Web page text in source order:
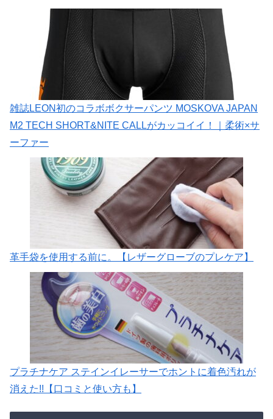
雑誌LEON初のコラボボクサーパンツ MOSKOVA JAPAN
M2 TECH SHORT&NITE CALLがカッコイイ！｜柔術×サ
ーファー
革手袋を使用する前に。【レザーグローブのプレケア】
プラチナケア ステインイレーサーでホントに着色汚れが
消えた!!【口コミと使い方も】